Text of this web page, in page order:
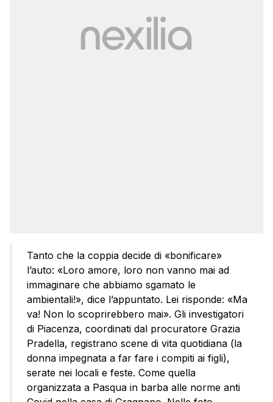
Tanto che la coppia decide di «bonificare»
l’auto: «Loro amore, loro non vanno mai ad
immaginare che abbiamo sgamato le
ambientali!», dice l’appuntato. Lei risponde: «Ma
va! Non lo scoprirebbero mai». Gli investigatori
di Piacenza, coordinati dal procuratore Grazia
Pradella, registrano scene di vita quotidiana (la
donna impegnata a far fare i compiti ai figli),
serate nei locali e feste. Come quella
organizzata a Pasqua in barba alle norme anti